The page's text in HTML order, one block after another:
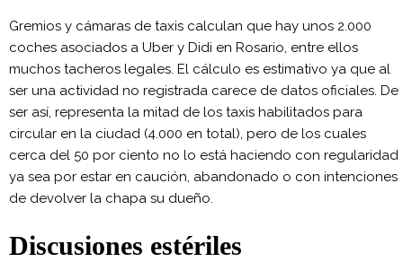
Gremios y cámaras de taxis calculan que hay unos 2.000
coches asociados a Uber y Didi en Rosario, entre ellos
muchos tacheros legales. El cálculo es estimativo ya que al
ser una actividad no registrada carece de datos oficiales. De
ser así, representa la mitad de los taxis habilitados para
circular en la ciudad (4.000 en total), pero de los cuales
cerca del 50 por ciento no lo está haciendo con regularidad
ya sea por estar en caución, abandonado o con intenciones
de devolver la chapa su dueño.
Discusiones estériles